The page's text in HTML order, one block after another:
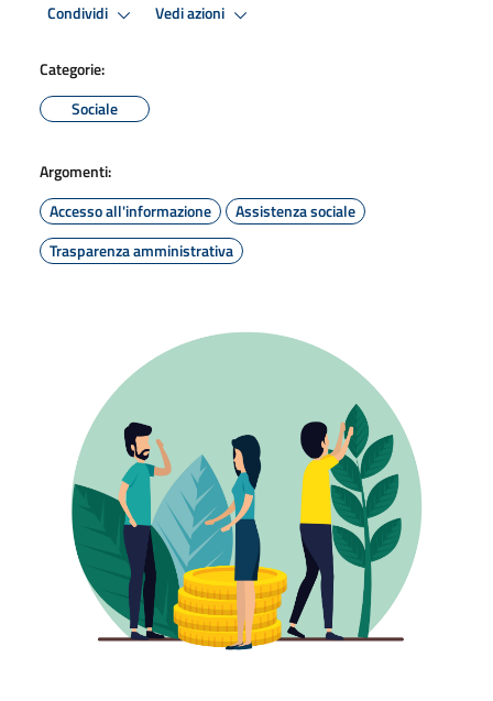
Condividi Vedi azioni
Categorie:
Sociale
Argomenti:
Accesso all'informazione
Assistenza sociale
Trasparenza amministrativa